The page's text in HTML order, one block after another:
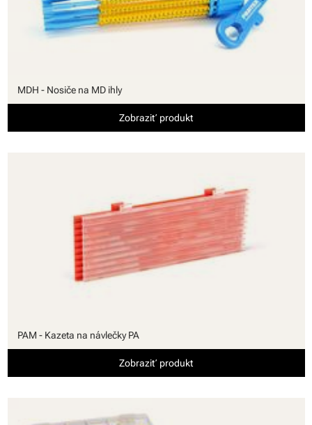
MDH - Nosiče na MD ihly
Zobraziť produkt
PAM - Kazeta na návlečky PA
Zobraziť produkt